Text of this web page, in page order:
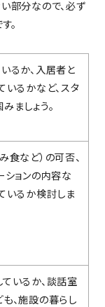
部分なので、必ず
。
るか、入居者と
いるかなど、スタ
ましょう。
食など）の可否、
ションの内容な
いるか検討しま
いるか、談話室
、施設の暮らし